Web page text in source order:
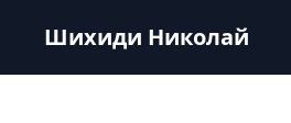
Шихиди Николай